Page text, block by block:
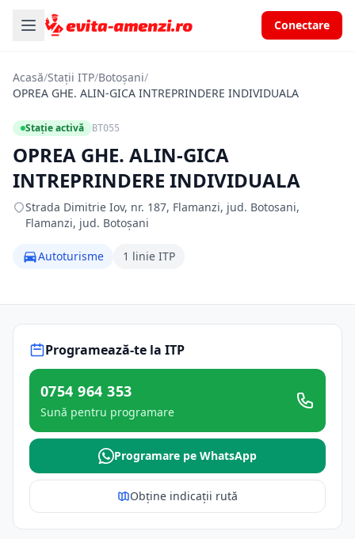
Conectare
Acasă/Stații ITP/Botoșani/
OPREA GHE. ALIN-GICA INTREPRINDERE INDIVIDUALA
Stație activă BT055
OPREA GHE. ALIN-GICA
INTREPRINDERE INDIVIDUALA
Strada Dimitrie Iov, nr. 187, Flamanzi, jud. Botosani,
Flamanzi, jud. Botoșani
Autoturisme 1 linie ITP
Programează-te la ITP
0754 964 353
Sună pentru programare
Programare pe WhatsApp
Obține indicații rută